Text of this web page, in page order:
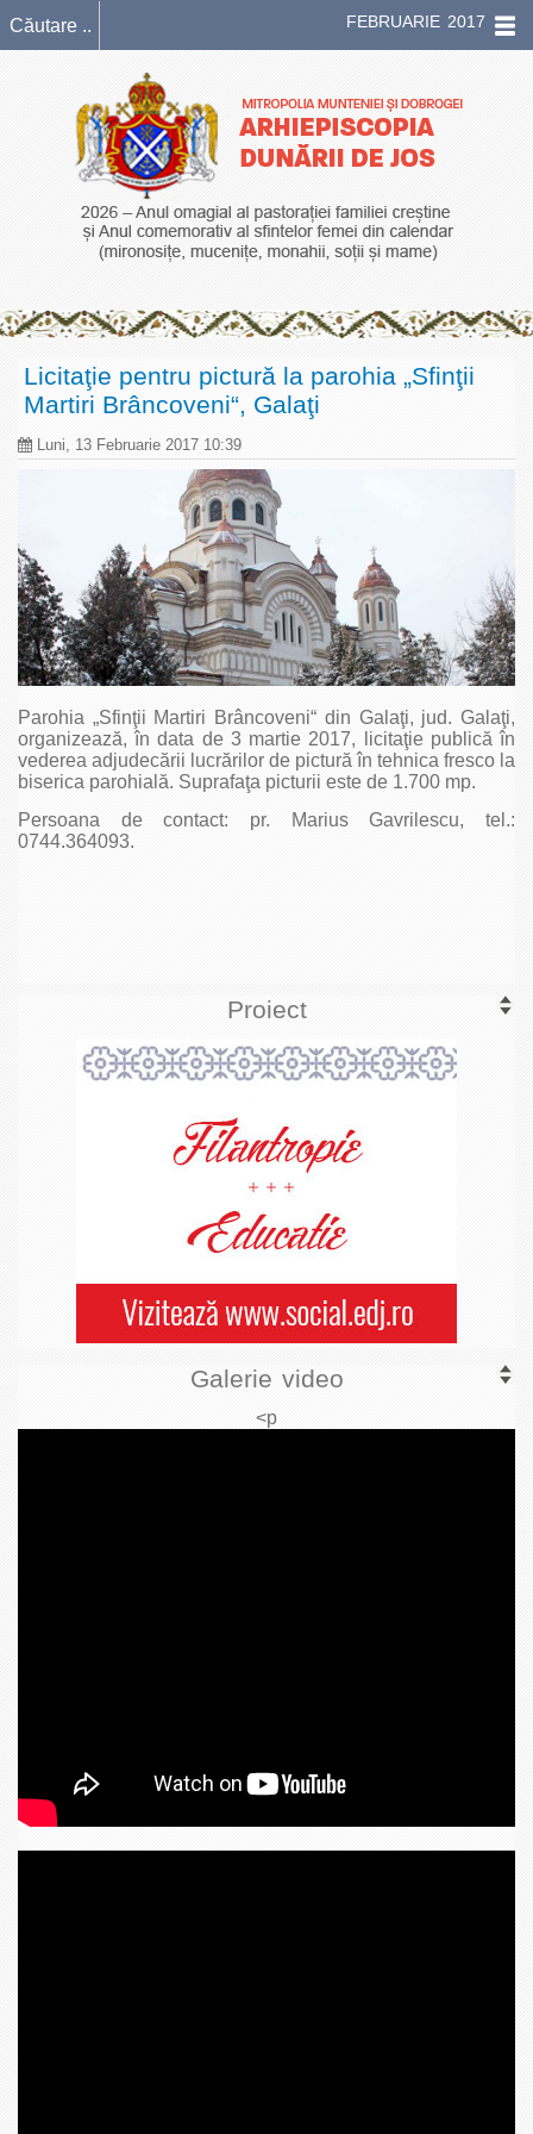
FEBRUARIE 2017
Licitaţie pentru pictură la parohia „Sfinţii
Martiri Brâncoveni“, Galaţi
Luni, 13 Februarie 2017 10:39
Parohia „Sfinţii Martiri Brâncoveni“ din Galaţi, jud. Galaţi,
organizează, în data de 3 martie 2017, licitaţie publică în
vederea adjudecării lucrărilor de pictură în tehnica fresco la
biserica parohială. Suprafaţa picturii este de 1.700 mp.
Persoana de contact: pr. Marius Gavrilescu, tel.:
0744.364093.
Proiect
Galerie video
<p